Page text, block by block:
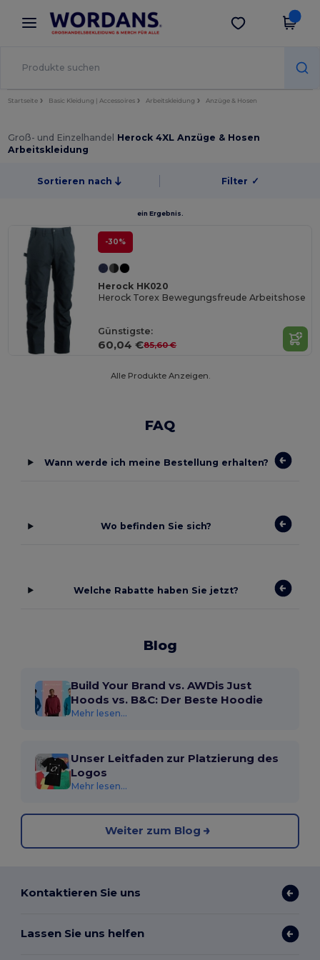
× Wordans App
Bessere Preise in der App!
App holen
Startseite Basic Kleidung | Accessoires Arbeitskleidung Anzüge & Hosen
Groß- und Einzelhandel Herock 4XL Anzüge & Hosen
Arbeitskleidung
Sortieren nach Filter ✓
ein Ergebnis.
-30%
Herock HK020
Herock Torex Bewegungsfreude Arbeitshose
Günstigste:
60,04 €85,60 €
Alle Produkte Anzeigen.
FAQ
Wann werde ich meine Bestellung erhalten?
Wo befinden Sie sich?
Welche Rabatte haben Sie jetzt?
Blog
Build Your Brand vs. AWDis Just
Hoods vs. B&C: Der Beste Hoodie
Mehr lesen...
Unser Leitfaden zur Platzierung des
Logos
Mehr lesen...
Weiter zum Blog
Kontaktieren Sie uns
Lassen Sie uns helfen